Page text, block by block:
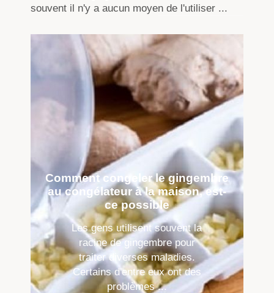
souvent il n'y a aucun moyen de l'utiliser ...
Comment congeler le gingembre
au congélateur à la maison, est-
ce possible
Les gens utilisent souvent la
racine de gingembre pour
traiter diverses maladies.
Certains d'entre eux ont des
problèmes ...